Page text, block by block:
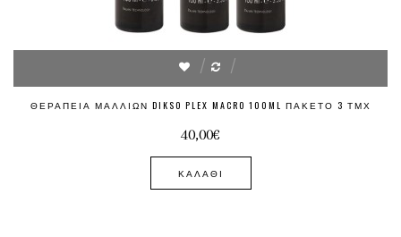
ΘΕΡΑΠΕΊΑ ΜΑΛΛΙΏΝ DIKSO PLEX MACRO 100ML ΠΑΚΈΤΟ 3 ΤΜΧ
40,00€
ΚΑΛΆΘΙ